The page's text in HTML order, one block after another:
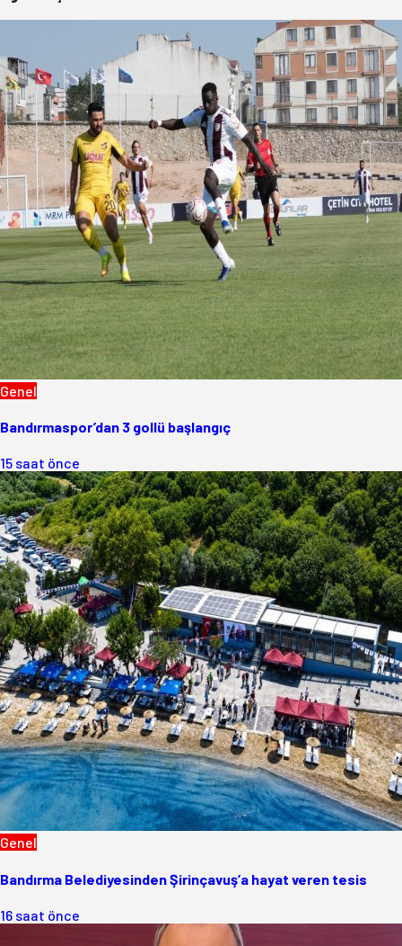
Genel
Bandırmaspor’dan 3 gollü başlangıç
15 saat önce
Genel
Bandırma Belediyesinden Şirinçavuş’a hayat veren tesis
16 saat önce